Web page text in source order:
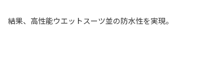
結果、高性能ウエットスーツ並の防水性を実現。